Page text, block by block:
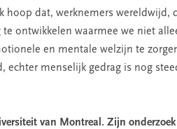
hoop dat, werknemers wereldwijd,
ontwikkelen waarmee we niet
en mentale welzijn te
menselijk gedrag is nog
van Montreal. Zijn